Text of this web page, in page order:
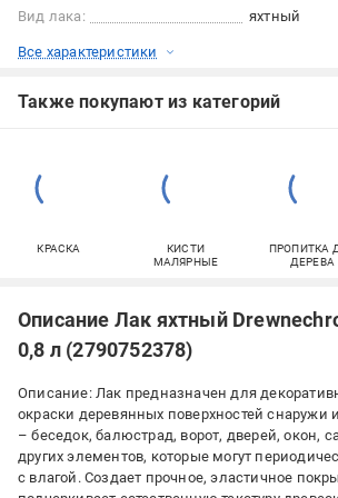
Вид лака:
яхтный
Все характеристики
Также покупают из категорий
КРАСКА
КИСТИ
МАЛЯРНЫЕ
ПРОПИТКА
ДЕРЕВА
Описание Лак яхтный
0,8 л (2790752378)
Описание: Лак предназначен для
окраски деревянных поверхностей снаружи
– беседок, балюстрад, ворот, дверей, окон,
других элементов, которые могут
с влагой. Создает прочное, эластичное